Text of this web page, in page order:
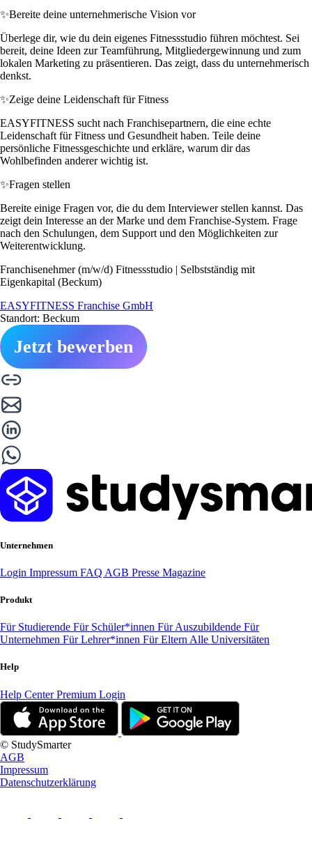
✨Bereite deine unternehmerische Vision vor
Überlege dir, wie du dein eigenes Fitnessstudio führen möchtest. Sei
bereit, deine Ideen zur Teamführung, Mitgliedergewinnung und zum
lokalen Marketing zu präsentieren. Das zeigt, dass du unternehmerisch
denkst.
✨Zeige deine Leidenschaft für Fitness
EASYFITNESS sucht nach Franchisepartnern, die eine echte
Leidenschaft für Fitness und Gesundheit haben. Teile deine
persönliche Fitnessgeschichte und erkläre, warum dir das
Wohlbefinden anderer wichtig ist.
✨Fragen stellen
Bereite einige Fragen vor, die du dem Interviewer stellen kannst. Das
zeigt dein Interesse an der Marke und dem Franchise-System. Frage
nach den Schulungen, dem Support und den Möglichkeiten zur
Weiterentwicklung.
Franchisenehmer (m/w/d) Fitnessstudio | Selbstständig mit
Eigenkapital (Beckum)
EASYFITNESS Franchise GmbH
Standort: Beckum
Jetzt bewerben
Unternehmen
Login Impressum FAQ AGB Presse Magazine
Produkt
Für Studierende Für Schüler*innen Für Auszubildende Für
Unternehmen Für Lehrer*innen Für Eltern Alle Universitäten
Help
Help CenterPremium Login
© StudySmarter
AGB
Impressum
Datenschutzerklärung